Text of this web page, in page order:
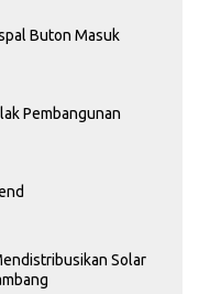
Buton Masuk
Pembangunan
Solar